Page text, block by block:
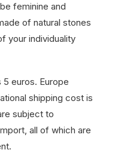
feminine and
of natural stones
your individuality
euros. Europe
shipping cost is
subject to
all of which are